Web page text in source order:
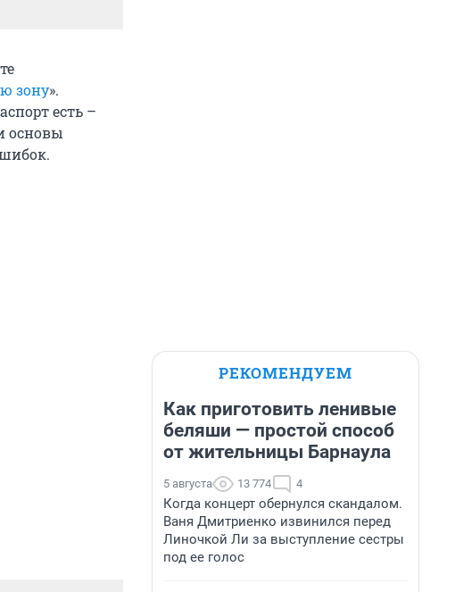
зону».
есть –
основы
РЕКОМЕНДУЕМ
Как приготовить ленивые
беляши — простой способ
от жительницы Барнаула
5 августа 13 774 4
Когда концерт обернулся скандалом.
Ваня Дмитриенко извинился перед
Линочкой Ли за выступление сестры
под ее голос